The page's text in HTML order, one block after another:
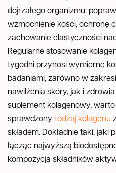
dojrzałego organizmu:
wzmocnienie kości, ochronę
zachowanie elastyczności
Regularne stosowanie
tygodni przynosi wymierne
badaniami, zarówno w
nawilżenia skóry, jak i
suplement kolagenowy,
sprawdzony rodzaj kolagenu
składem. Dokładnie taki, jaki
łącząc najwyższą
kompozycją składników